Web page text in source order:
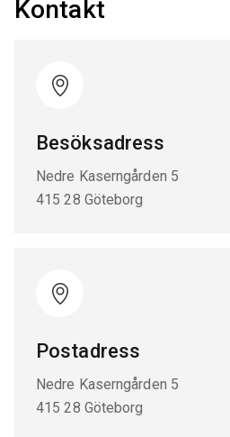
Kontakt
Besöksadress
Nedre Kaserngården 5
415 28 Göteborg
Postadress
Nedre Kaserngården 5
415 28 Göteborg